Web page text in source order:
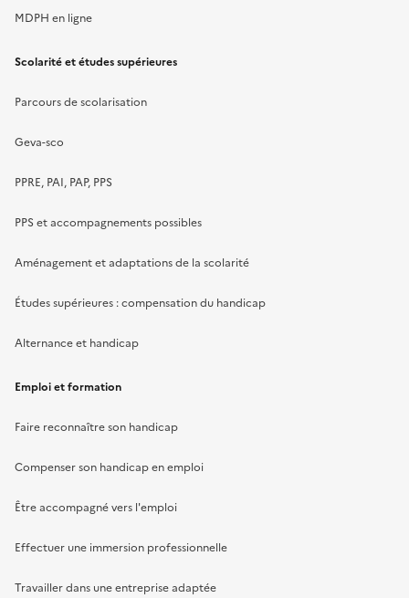
MDPH en ligne
Scolarité et études supérieures
Parcours de scolarisation
Geva-sco
PPRE, PAI, PAP, PPS
PPS et accompagnements possibles
Aménagement et adaptations de la scolarité
Études supérieures : compensation du handicap
Alternance et handicap
Emploi et formation
Faire reconnaître son handicap
Compenser son handicap en emploi
Être accompagné vers l'emploi
Effectuer une immersion professionnelle
Travailler dans une entreprise adaptée